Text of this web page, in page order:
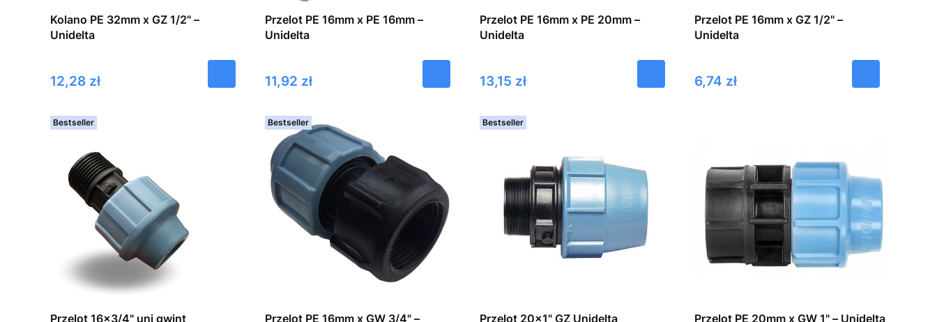
Kolano PE 32mm x GZ 1/2" –
Unidelta
Cena
12,28 zł
Przelot PE 16mm x PE 16mm –
Unidelta
Cena
11,92 zł
Przelot PE 16mm x PE 20mm –
Unidelta
Cena
13,15 zł
Przelot PE 16mm x GZ 1/2" –
Unidelta
Cena
6,74 zł
Bestseller
Przelot 16x3/4" uni gwint
Bestseller
Przelot PE 16mm x GW 3/4" –
Bestseller
Przelot 20x1" GZ Unidelta Przelot PE 20mm x GW 1" – Unidelta